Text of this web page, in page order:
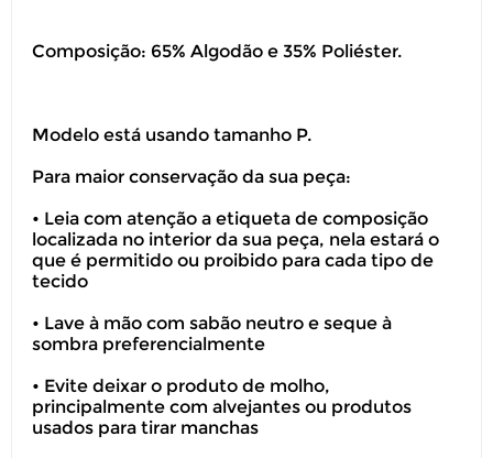
Composição: 65% Algodão e 35% Poliéster.
Modelo está usando tamanho P.
Para maior conservação da sua peça:
• Leia com atenção a etiqueta de composição
localizada no interior da sua peça, nela estará o
que é permitido ou proibido para cada tipo de
tecido
• Lave à mão com sabão neutro e seque à
sombra preferencialmente
• Evite deixar o produto de molho,
principalmente com alvejantes ou produtos
usados para tirar manchas